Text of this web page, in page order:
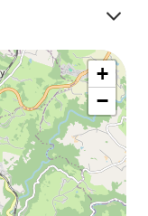
ou
et
ou
+
−